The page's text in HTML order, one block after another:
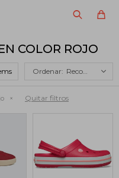
COLOR ROJO
Recomendados
Quitar filtros